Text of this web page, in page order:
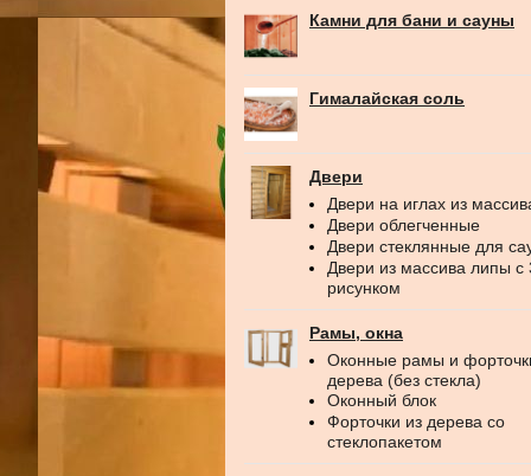
Камни для бани и сауны
Гималайская соль
Двери
Двери на иглах из
Двери облегченные
Двери стеклянные для
Двери из массива липы с
рисунком
Рамы, окна
Оконные рамы и
дерева (без стекла)
Оконный блок
Форточки из дерева со
стеклопакетом